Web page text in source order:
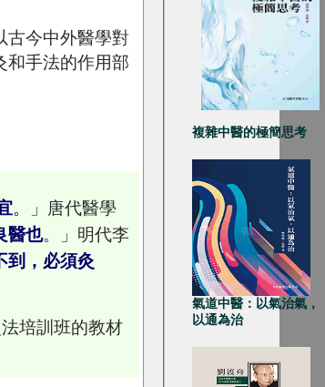
複雜中醫的極簡思考
氣道中醫：以氣治氣，
以通為治
古今中外醫學對
和手法的作用部
。
」唐代醫學
醫也。」明代李
到，必須灸
培訓班的教材